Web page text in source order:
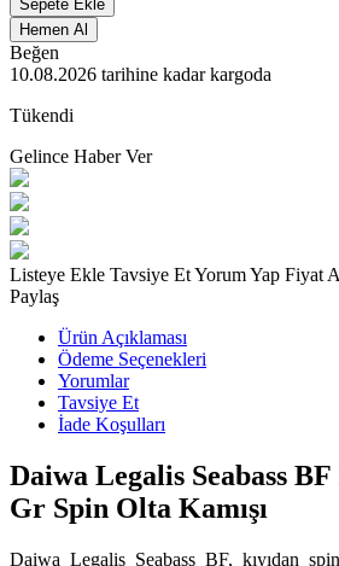
Sepete Ekle
Hemen Al
Beğen
10.08.2026 tarihine kadar kargoda
Tükendi
Gelince Haber Ver
Listeye Ekle Tavsiye EtYorum Yap Fiyat
Paylaş
Ürün Açıklaması
Ödeme Seçenekleri
Yorumlar
Tavsiye Et
İade Koşulları
Daiwa Legalis Seabass
Gr Spin Olta Kamışı
Daiwa Legalis Seabass BF, kıyıdan